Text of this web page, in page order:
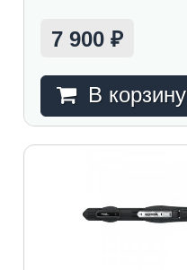
7 900 ₽
В корзину